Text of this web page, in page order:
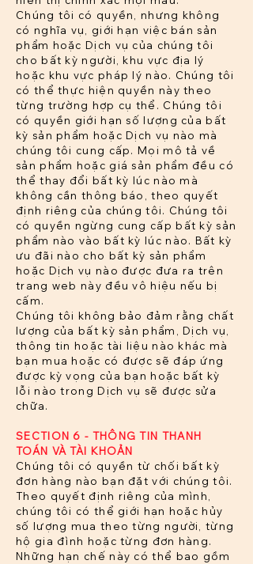
Chúng tôi có quyền, nhưng không
có nghĩa vụ, giới hạn việc bán sản
phẩm hoặc Dịch vụ của chúng tôi
cho bất kỳ người, khu vực địa lý
hoặc khu vực pháp lý nào. Chúng tôi
có thể thực hiện quyền này theo
từng trường hợp cụ thể. Chúng tôi
có quyền giới hạn số lượng của bất
kỳ sản phẩm hoặc Dịch vụ nào mà
chúng tôi cung cấp. Mọi mô tả về
sản phẩm hoặc giá sản phẩm đều có
thể thay đổi bất kỳ lúc nào mà
không cần thông báo, theo quyết
định riêng của chúng tôi. Chúng tôi
có quyền ngừng cung cấp bất kỳ sản
phẩm nào vào bất kỳ lúc nào. Bất kỳ
ưu đãi nào cho bất kỳ sản phẩm
hoặc Dịch vụ nào được đưa ra trên
trang web này đều vô hiệu nếu bị
cấm.
Chúng tôi không bảo đảm rằng chất
lượng của bất kỳ sản phẩm, Dịch vụ,
thông tin hoặc tài liệu nào khác mà
bạn mua hoặc có được sẽ đáp ứng
được kỳ vọng của bạn hoặc bất kỳ
lỗi nào trong Dịch vụ sẽ được sửa
chữa.
SECTION 6 - THÔNG TIN THANH
TOÁN VÀ TÀI KHOẢN
Chúng tôi có quyền từ chối bất kỳ
đơn hàng nào bạn đặt với chúng tôi.
Theo quyết định riêng của mình,
chúng tôi có thể giới hạn hoặc hủy
số lượng mua theo từng người, từng
hộ gia đình hoặc từng đơn hàng.
Những hạn chế này có thể bao gồm